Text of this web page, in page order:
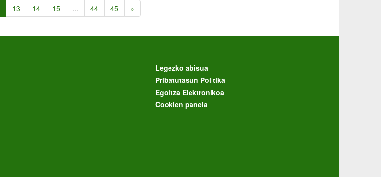
13 14 15 ... 44 45 »
Legezko abisua
Pribatutasun Politika
Egoitza Elektronikoa
Cookien panela